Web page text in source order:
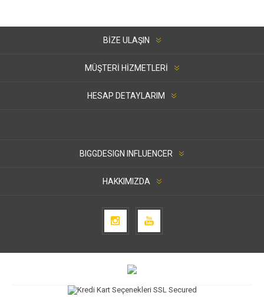
BIZE ULAŞIN
MÜŞTERI HIZMETLERI
HESAP DETAYLARIM
BIGGDESIGN INFLUENCER
HAKKIMIZDA